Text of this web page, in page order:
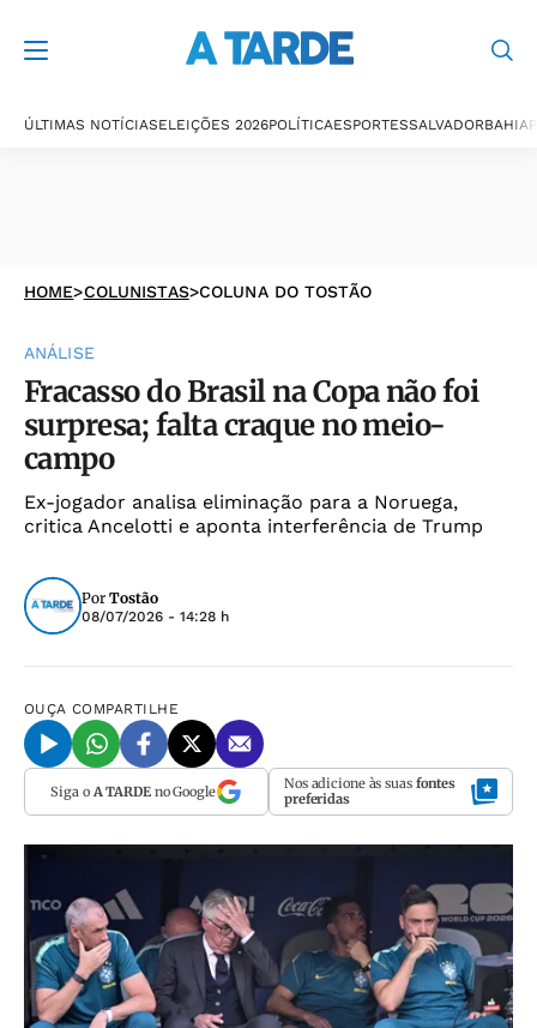
ÚLTIMAS NOTÍCIASELEIÇÕES 2026POLÍTICAESPORTESSALVADORBAHIA
HOME>COLUNISTAS>COLUNA DO TOSTÃO
ANÁLISE
Fracasso do Brasil na Copa não foi
surpresa; falta craque no meio-
campo
Ex-jogador analisa eliminação para a Noruega,
critica Ancelotti e aponta interferência de Trump
Por Tostão
08/07/2026 - 14:28 h
OUÇA COMPARTILHE
Siga o A TARDEno Google Nos adicione às suas fontes
preferidas